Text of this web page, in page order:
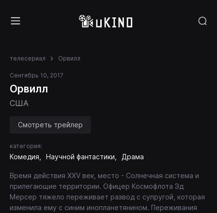
телесериал Орвилл
Сентябрь 10, 2017
Орвилл
США
Смотреть трейлер
категория:
Комедия Научной фантастики Драма
Время действия XXV век, место - Солнечная система и
прилегающие территории. Офицер Космофлота Эд
Мерсер тяжело переживает развод с супругой, которая
изменила ему с синим инопланетянином. Переживания